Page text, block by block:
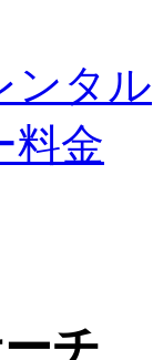
ンタル
料金
チ